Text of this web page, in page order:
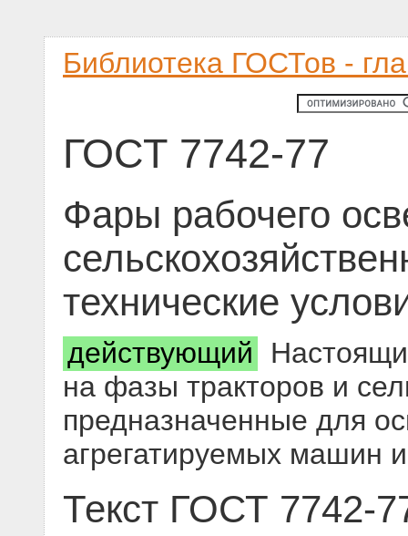
Библиотека ГОСТов -
ГОСТ 7742-77
Фары рабочего
технические
действующий
на фазы тракторов и
предназначенные для
агрегатируемых машин
Текст ГОСТ 7742-